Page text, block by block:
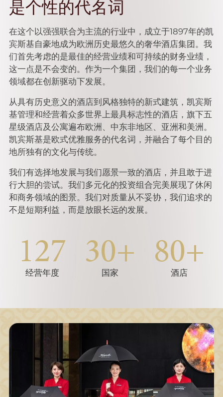
是个性的代名词
在这个以强强联合为主流的行业中，成立于1897年的凯
宾斯基自豪地成为欧洲历史最悠久的奢华酒店集团。我
们首先考虑的是最佳的经营业绩和可持续的财务业绩，
这一点是不会变的。作为一个集团，我们的每一个业务
领域都在创新驱动下发展。
从具有历史意义的酒店到风格独特的新式建筑，凯宾斯
基管理和经营着众多世界上最具标志性的酒店，旗下五
星级酒店及公寓遍布欧洲、中东非地区、亚洲和美洲。
凯宾斯基是欧式优雅服务的代名词，并融合了每个目的
地所独有的文化与传统。
我们有选择地发展与我们愿景一致的酒店，并且敢于进
行大胆的尝试。我们多元化的投资组合完美展现了休闲
和商务领域的图景。我们对质量从不妥协，我们追求的
不是短期利益，而是放眼长远的发展。
127
经营年度
30+
国家
80+
酒店